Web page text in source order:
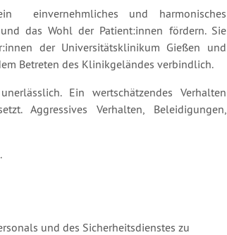
einvernehmliches und harmonisches
das Wohl der Patient:innen fördern. Sie
der Universitätsklinikum Gießen und
Betreten des Klinikgeländes verbindlich.
Ein wertschätzendes Verhalten
Aggressives Verhalten, Beleidigungen,
und des Sicherheitsdienstes zu